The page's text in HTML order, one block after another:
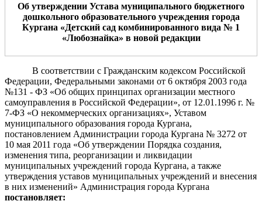
Об утверждении Устава муниципального бюджетного
дошкольного образовательного учреждения города
Кургана «Детский сад комбинированного вида № 1
«Любознайка» в новой редакции
В соответствии с Гражданским кодексом Российской
Федерации, Федеральными законами от 6 октября 2003 года
№131 - ФЗ «Об общих принципах организации местного
самоуправления в Российской Федерации», от 12.01.1996 г. №
7-ФЗ «О некоммерческих организациях», Уставом
муниципального образования города Кургана,
постановлением Администрации города Кургана № 3272 от
10 мая 2011 года «Об утверждении Порядка создания,
изменения типа, реорганизации и ликвидации
муниципальных учреждений города Кургана, а также
утверждения уставов муниципальных учреждений и внесения
в них изменений» Администрация города Кургана
постановляет: